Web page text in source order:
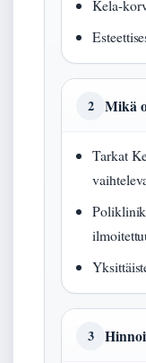
Kela-
2 Mikä
Tarkat
3